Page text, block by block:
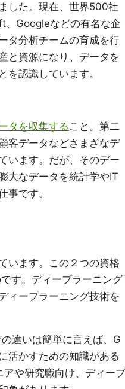
した。現在、世界500社
、Googleなどの有名な企
タ分析チームの育成を行
と資源になり、データを
認識しています。
タを収集する こと。第二
客データなどさまざなデ
います。だが、そのデー
大なデータを統計学やIT
事です。
います。この２つの資格
す。ディープラーニング
ィープラーニング技術を
違いは簡単に言えば、G
活かすための知識がある
や研究職向け、ディープ